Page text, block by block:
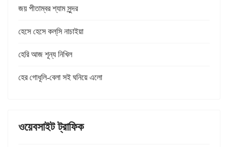
জয় পীতাম্বর শ্যাম সুন্দর
হেসে হেসে কল্‌সি নাচাইয়া
হেরি আজ শূন্য নিখিল
হের গোধূলি-বেলা সই ঘনিয়ে এলো
ওয়েবসাইট ট্রাফিক